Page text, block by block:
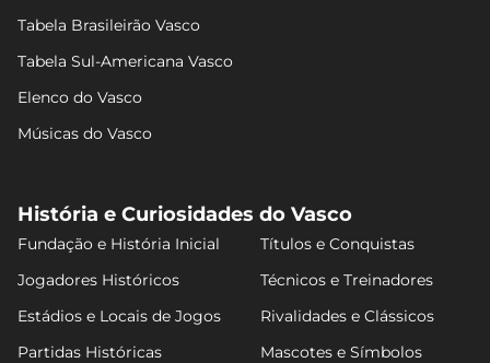
Tabela Brasileirão Vasco
Tabela Sul-Americana Vasco
Elenco do Vasco
Músicas do Vasco
História e Curiosidades do Vasco
Fundação e História Inicial
Títulos e Conquistas
Jogadores Históricos
Técnicos e Treinadores
Estádios e Locais de Jogos
Rivalidades e Clássicos
Partidas Históricas
Mascotes e Símbolos